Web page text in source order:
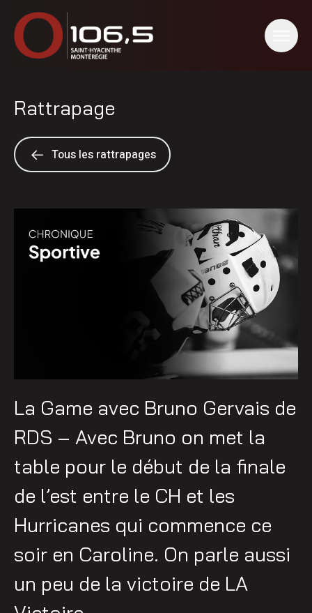
Rattrapage
Tous les rattrapages
La Game avec Bruno Gervais de
RDS – Avec Bruno on met la
table pour le début de la finale
de l’est entre le CH et les
Hurricanes qui commence ce
soir en Caroline. On parle aussi
un peu de la victoire de LA